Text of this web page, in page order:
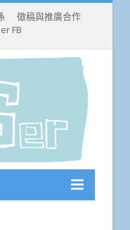
徵稿與推廣合作
FB